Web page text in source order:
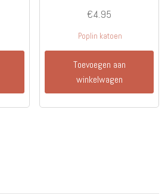
€4.95
Poplin katoen
Toevoegen aan
winkelwagen